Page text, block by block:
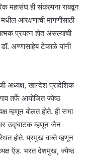
महासंघ ही संकल्पना राबवून
आरक्षणाची मागणीसाठी
प्रयत्न होत असल्याची
डॉ. अण्णासाहेब टेकाळे यांनी
अध्यक्ष, खान्देश प्रादेशिक
तर्फे आयोजित ज्येष्ठ
म्हणून बोलत होते. ही सभा
उद्घाटक म्हणून जैन
होते. प्रमुख वक्ते म्हणून
ऍड. भरत देशमुख, ज्येष्ठ